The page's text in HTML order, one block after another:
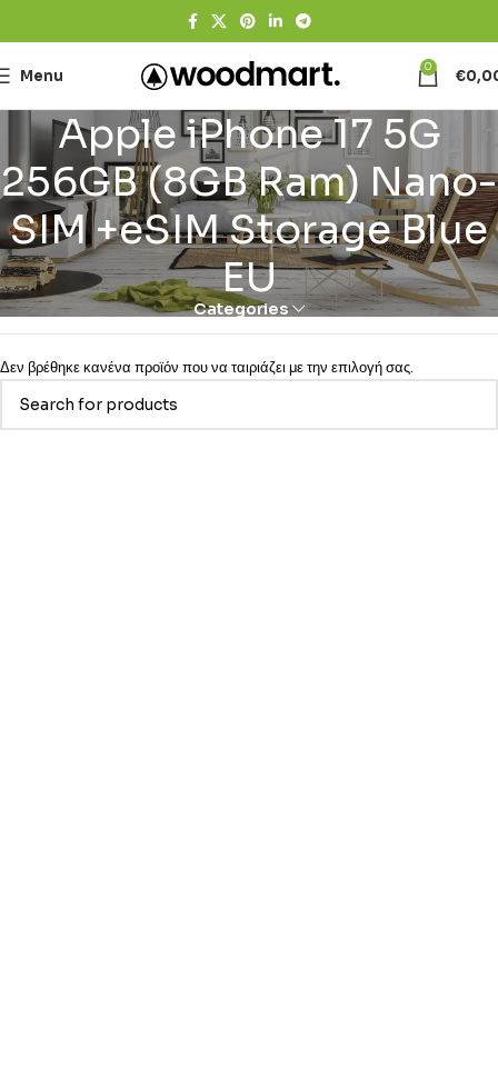
Menu 0 €
Apple iPhone 17 5G
256GB (8GB Ram) Nano-
SIM +eSIM Storage Blue
EU
Categories
Δεν βρέθηκε κανένα προϊόν που να ταιριάζει με την επιλογή σας.